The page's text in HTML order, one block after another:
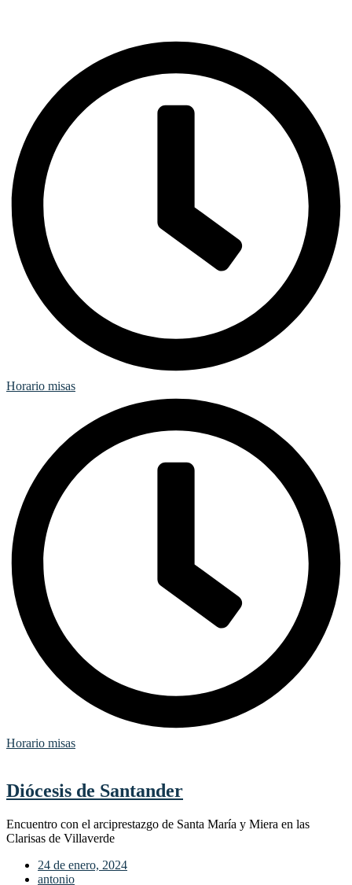
Horario misas
Horario misas
Diócesis de Santander
Encuentro con el arciprestazgo de Santa María y Miera en las
Clarisas de Villaverde
24 de enero, 2024
antonio